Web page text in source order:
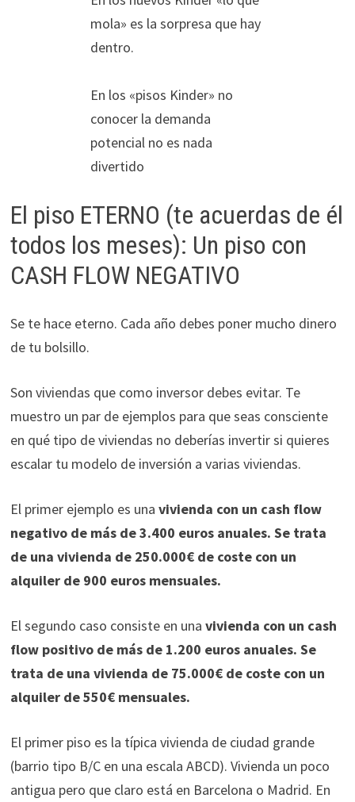
mola» es la sorpresa que hay
dentro.
En los «pisos Kinder» no
conocer la demanda
potencial no es nada
divertido
El piso ETERNO (te acuerdas de él
todos los meses): Un piso con
CASH FLOW NEGATIVO
Se te hace eterno. Cada año debes poner mucho dinero
de tu bolsillo.
Son viviendas que como inversor debes evitar. Te
muestro un par de ejemplos para que seas consciente
en qué tipo de viviendas no deberías invertir si quieres
escalar tu modelo de inversión a varias viviendas.
El primer ejemplo es una vivienda con un cash flow
negativo de más de 3.400 euros anuales. Se trata
de una vivienda de 250.000€ de coste con un
alquiler de 900 euros mensuales.
El segundo caso consiste en una vivienda con un cash
flow positivo de más de 1.200 euros anuales. Se
trata de una vivienda de 75.000€ de coste con un
alquiler de 550€ mensuales.
El primer piso es la típica vivienda de ciudad grande
(barrio tipo B/C en una escala ABCD). Vivienda un poco
antigua pero que claro está en Barcelona o Madrid. En